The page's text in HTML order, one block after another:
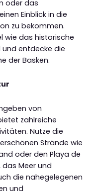
oder das
Einblick in die
zu bekommen.
wie das historische
entdecke die
der Basken.
von
zahlreiche
Nutze die
Strände wie
oder den Playa de
Meer und
die nahegelegenen
und